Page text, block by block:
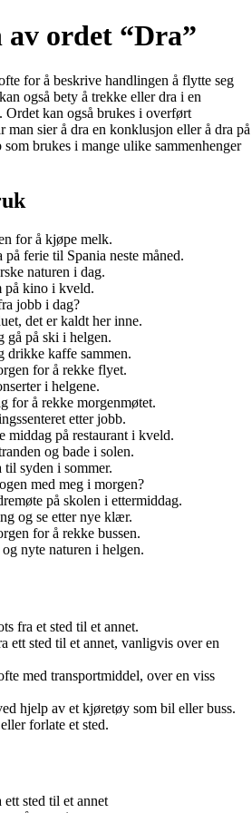
av ordet “Dra”
for å beskrive handlingen å flytte seg
også bety å trekke eller dra i en
Ordet kan også brukes i overført
man sier å dra en konklusjon eller å dra på
brukes i mange ulike sammenhenger
for å kjøpe melk.
ferie til Spania neste måned.
naturen i dag.
på kino i kveld.
jobb i dag?
det er kaldt her inne.
gå på ski i helgen.
drikke kaffe sammen.
for å rekke flyet.
i helgene.
for å rekke morgenmøtet.
etter jobb.
middag på restaurant i kveld.
og bade i solen.
til syden i sommer.
med meg i morgen?
på skolen i ettermiddag.
og se etter nye klær.
for å rekke bussen.
nyte naturen i helgen.
fra et sted til et annet.
ett sted til et annet, vanligvis over en
med transportmiddel, over en viss
hjelp av et kjøretøy som bil eller buss.
forlate et sted.
sted til et annet